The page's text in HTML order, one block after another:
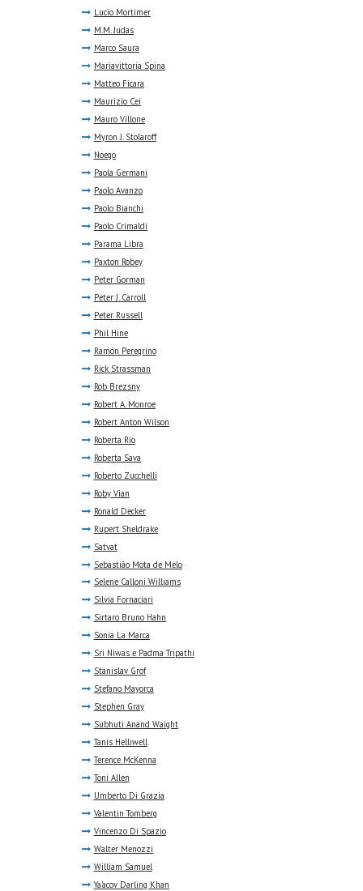
Lucio Mortimer
M.M. Judas
Marco Saura
Mariavittoria Spina
Matteo Ficara
Maurizio Cei
Mauro Villone
Myron J. Stolaroff
Noego
Paola Germani
Paolo Avanzo
Paolo Bianchi
Paolo Crimaldi
Parama Libra
Paxton Robey
Peter Gorman
Peter J. Carroll
Peter Russell
Phil Hine
Ramón Peregrino
Rick Strassman
Rob Brezsny
Robert A. Monroe
Robert Anton Wilson
Roberta Rio
Roberta Sava
Roberto Zucchelli
Roby Vian
Ronald Decker
Rupert Sheldrake
Satvat
Sebastião Mota de Melo
Selene Calloni Williams
Silvia Fornaciari
Sirtaro Bruno Hahn
Sonia La Marca
Sri Niwas e Padma Tripathi
Stanislav Grof
Stefano Mayorca
Stephen Gray
Subhuti Anand Waight
Tanis Helliwell
Terence McKenna
Toni Allen
Umberto Di Grazia
Valentin Tomberg
Vincenzo Di Spazio
Walter Menozzi
William Samuel
Ya'acov Darling Khan